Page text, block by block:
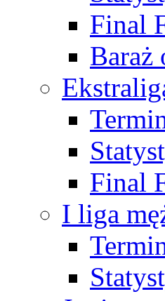
Final
Baraż
Final
I liga